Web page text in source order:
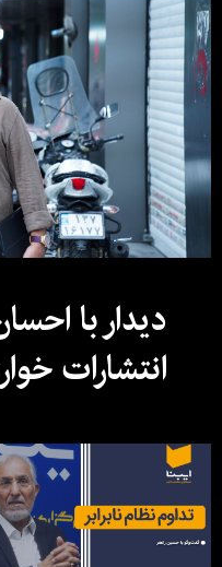
دیدار با
انتشارات